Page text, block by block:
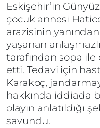
Eskişehir’in
çocuk annesi
arazisinin
yaşanan
tarafından sopa
etti. Tedavi için
Karakoç,
hakkında iddiada
olayın anlatıldığı
savundu.